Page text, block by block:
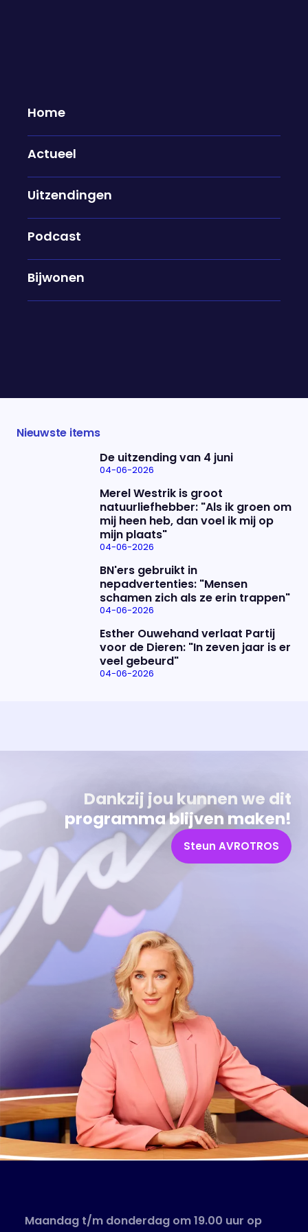
Home
Actueel
Uitzendingen
Podcast
Bijwonen
Lex Uiting en Frans Pollux over
zingen in het Limburgs: "Als je
Nederlands praat zit er een
barrière"
Muziek uit het zuiden koppelen we vaak aan de
schunnige teksten van carnaval, maar dat is een
Nieuwste items
De uitzending van 4 juni
04-06-2026
Merel Westrik is groot
natuurliefhebber: "Als ik groen om
mij heen heb, dan voel ik mij op
mijn plaats"
04-06-2026
BN'ers gebruikt in
nepadvertenties: "Mensen
schamen zich als ze erin trappen"
04-06-2026
Esther Ouwehand verlaat Partij
voor de Dieren: "In zeven jaar is er
veel gebeurd"
04-06-2026
Dankzij jou kunnen we dit
programma blijven maken!
Steun AVROTROS
Maandag t/m donderdag om 19.00 uur op